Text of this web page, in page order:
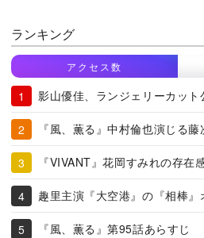
ランキング
アクセス数
影山優佳、ランジェリーカット
『風、薫る』中村倫也演じる
『VIVANT』花岡すみれの存在
趣里主演『大空港』の『相棒』
『風、薫る』第95話あらすじ